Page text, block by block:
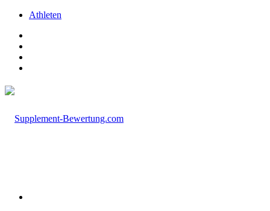
Athleten